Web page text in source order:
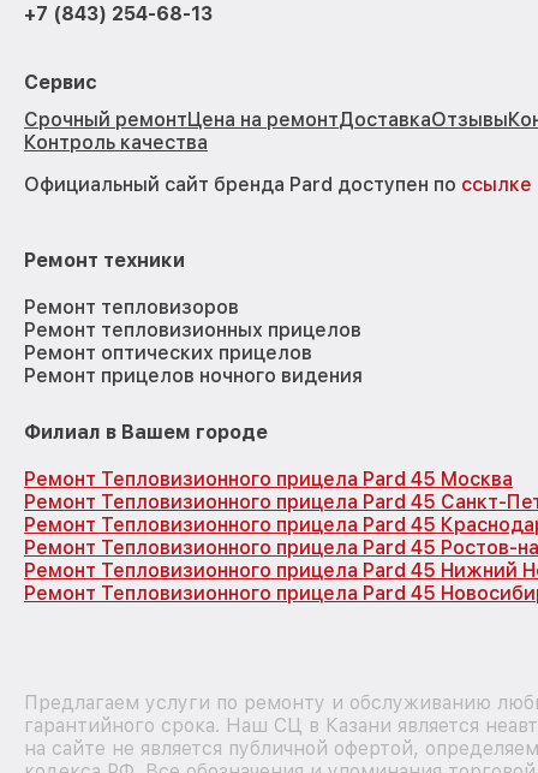
+7 (843) 254-68-13
Сервис
Срочный ремонтЦена на ремонтДоставкаОтзывы
Контроль качества
Официальный сайт бренда Pard доступен по ссылке
Ремонт техники
Ремонт тепловизоров
Ремонт тепловизионных прицелов
Ремонт оптических прицелов
Ремонт прицелов ночного видения
Филиал в Вашем городе
Ремонт Тепловизионного прицела Pard 45 Москва
Ремонт Тепловизионного прицела Pard 45 Санкт-
Ремонт Тепловизионного прицела Pard 45
Ремонт Тепловизионного прицела Pard 45 Ростов-
Ремонт Тепловизионного прицела Pard 45 Нижний
Ремонт Тепловизионного прицела Pard 45
Предлагаем услуги по ремонту и обслуживанию
гарантийного срока. Наш СЦ в Казани является
на сайте не является публичной офертой,